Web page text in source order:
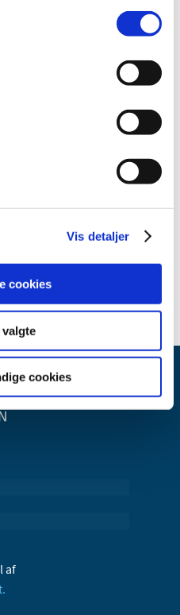
Vis detaljer
cookies
cookies
af